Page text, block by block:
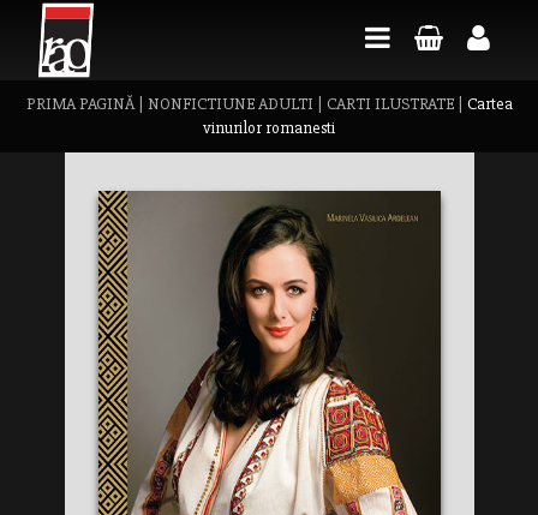
PRIMA PAGINĂ| NONFICTIUNE ADULTI CARTI ILUSTRATE| Cartea
vinurilor romanesti